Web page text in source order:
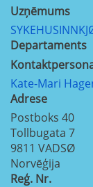
Uzņēmums
Departaments
Kate-Mari
Adrese
Postboks 40
Tollbugata 7
9811 VADSØ
Norvēģija
Reģ. Nr.